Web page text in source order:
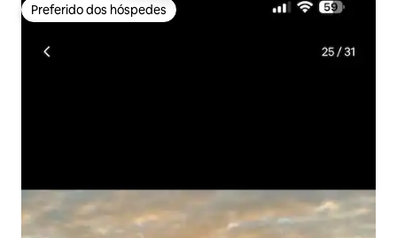
Preferido dos hóspedes
Preferido dos hóspedes